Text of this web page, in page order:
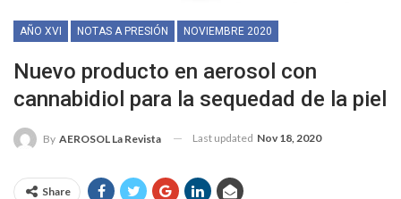
AÑO XVI NOTAS A PRESIÓN NOVIEMBRE 2020
Nuevo producto en aerosol con
cannabidiol para la sequedad de la piel
By AEROSOL La Revista Last updated Nov 18, 2020
Share